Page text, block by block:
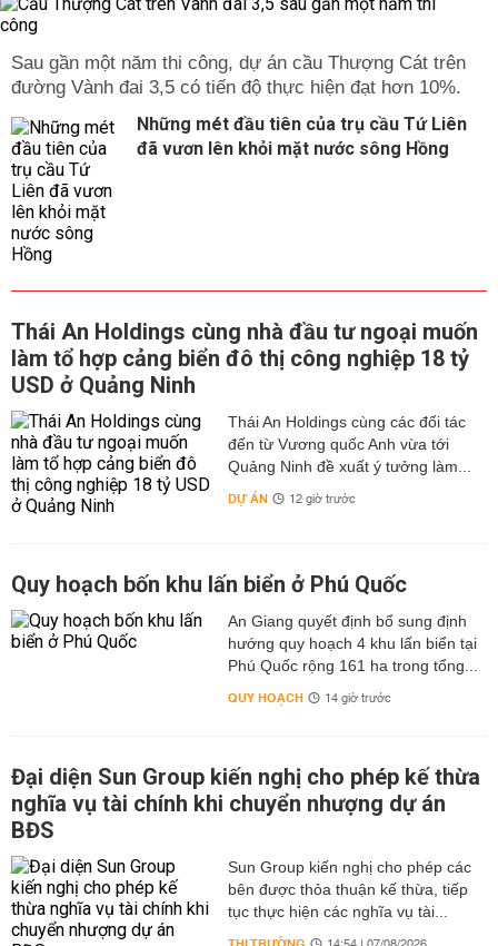
Sau gần một năm thi công, dự án cầu Thượng Cát trên
đường Vành đai 3,5 có tiến độ thực hiện đạt hơn 10%.
Những mét đầu tiên của trụ cầu Tứ Liên
đã vươn lên khỏi mặt nước sông Hồng
Thái An Holdings cùng nhà đầu tư ngoại muốn
làm tổ hợp cảng biển đô thị công nghiệp 18 tỷ
USD ở Quảng Ninh
Thái An Holdings cùng các đối tác
đến từ Vương quốc Anh vừa tới
Quảng Ninh đề xuất ý tưởng làm...
DỰ ÁN 12 giờ trước
Quy hoạch bốn khu lấn biển ở Phú Quốc
An Giang quyết định bổ sung định
hướng quy hoạch 4 khu lấn biển tại
Phú Quốc rộng 161 ha trong tổng...
QUY HOẠCH 14 giờ trước
Đại diện Sun Group kiến nghị cho phép kế thừa
nghĩa vụ tài chính khi chuyển nhượng dự án
BĐS
Sun Group kiến nghị cho phép các
bên được thỏa thuận kế thừa, tiếp
tục thực hiện các nghĩa vụ tài...